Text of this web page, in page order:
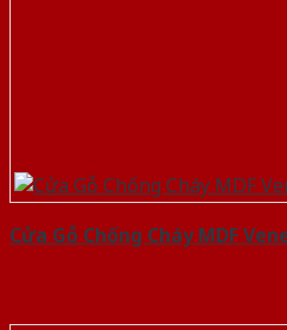
Cửa Gỗ Chống Cháy MDF